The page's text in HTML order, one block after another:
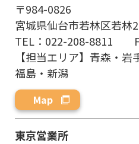
〒984-0826
宮城県仙台市若林区若
TEL：022-208-8811
【担当エリア】青森・
福島・新潟
Map
東京営業所